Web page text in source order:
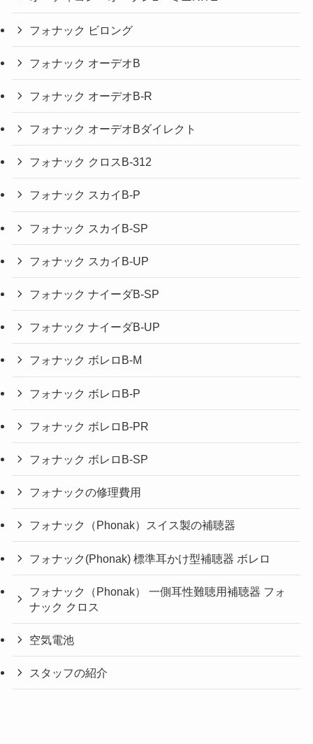
フォナック ビロング
フォナック オーデオB
フォナック オーデオB-R
フォナック オーデオBダイレクト
フォナック クロスB-312
フォナック スカイB-P
フォナック スカイB-SP
フォナック スカイB-UP
フォナック ナイーダB-SP
フォナック ナイーダB-UP
フォナック ボレロB-M
フォナック ボレロB-P
フォナック ボレロB-PR
フォナック ボレロB-SP
フォナックの修理費用
フォナック（Phonak）スイス製の補聴器
フォナック(Phonak) 標準耳かけ型補聴器 ボレロ
フォナック（Phonak） 一側耳性難聴用補聴器 フォ
ナック クロス
空気電池
スタッフの紹介